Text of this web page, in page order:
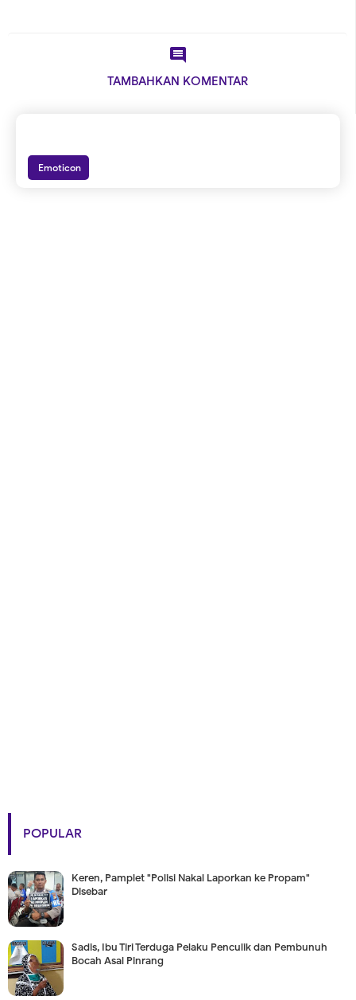

TAMBAHKAN KOMENTAR
Emoticon
POPULAR
Keren, Pamplet "Polisi Nakal Laporkan ke Propam"
Disebar
Sadis, Ibu Tiri Terduga Pelaku Penculik dan Pembunuh
Bocah Asal Pinrang